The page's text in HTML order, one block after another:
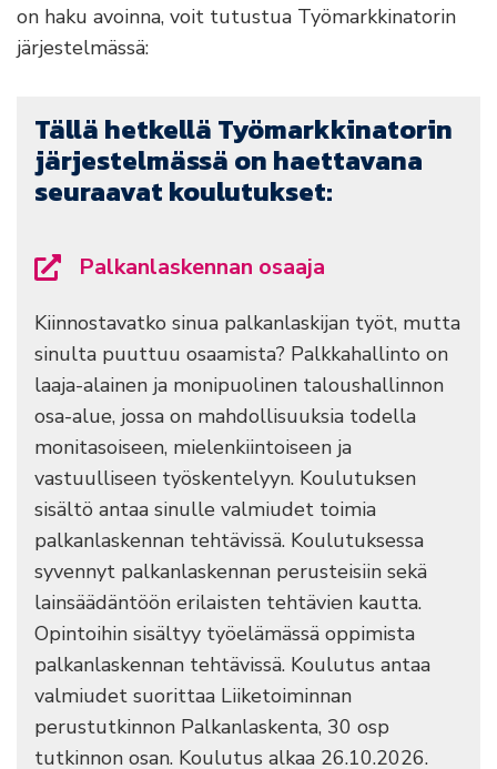
on haku avoinna, voit tutustua Työmarkkinatorin
järjestelmässä:
Tällä hetkellä Työmarkkinatorin
järjestelmässä on haettavana
seuraavat koulutukset:
Palkanlaskennan osaaja
Kiinnostavatko sinua palkanlaskijan työt, mutta
sinulta puuttuu osaamista? Palkkahallinto on
laaja-alainen ja monipuolinen taloushallinnon
osa-alue, jossa on mahdollisuuksia todella
monitasoiseen, mielenkiintoiseen ja
vastuulliseen työskentelyyn. Koulutuksen
sisältö antaa sinulle valmiudet toimia
palkanlaskennan tehtävissä. Koulutuksessa
syvennyt palkanlaskennan perusteisiin sekä
lainsäädäntöön erilaisten tehtävien kautta.
Opintoihin sisältyy työelämässä oppimista
palkanlaskennan tehtävissä. Koulutus antaa
valmiudet suorittaa Liiketoiminnan
perustutkinnon Palkanlaskenta, 30 osp
tutkinnon osan. Koulutus alkaa 26.10.2026.